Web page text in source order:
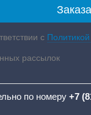
с
рассылок
по номеру +7